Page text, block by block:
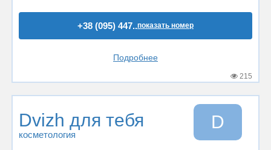
+38 (095) 447..показать номер
Подробнее
215
Dvizh для тебя
косметология
D